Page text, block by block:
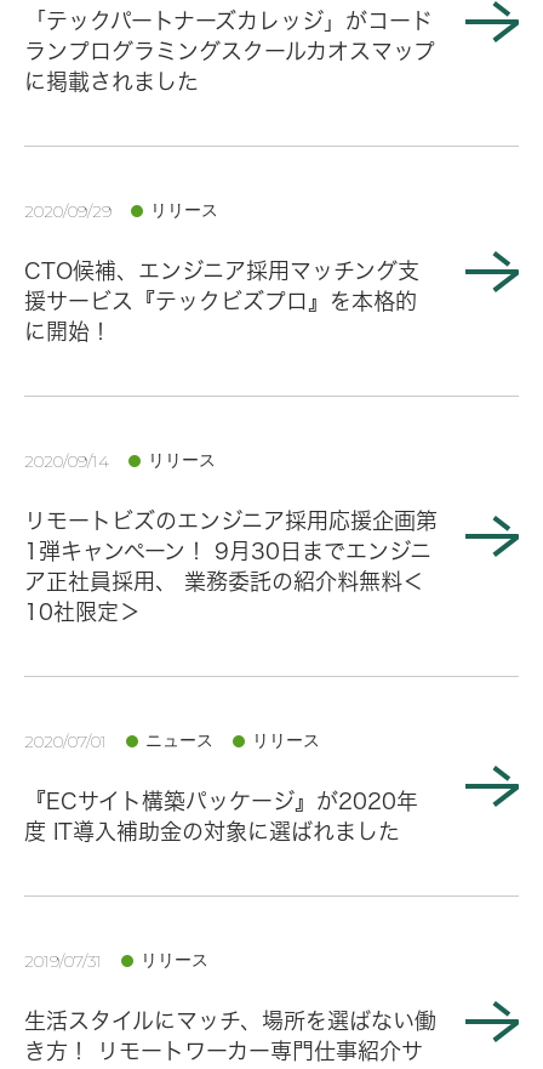
「テックパートナーズカレッジ」がコード
ランプログラミングスクールカオスマップ
に掲載されました
2020/09/29 リリース
CTO候補、エンジニア採用マッチング支
援サービス『テックビズプロ』を本格的
に開始！
2020/09/14 リリース
リモートビズのエンジニア採用応援企画第
1弾キャンペーン！ 9月30日までエンジニ
ア正社員採用、 業務委託の紹介料無料＜
10社限定＞
2020/07/01 ニュース リリース
『ECサイト構築パッケージ』が2020年
度 IT導入補助金の対象に選ばれました
2019/07/31 リリース
生活スタイルにマッチ、場所を選ばない働
き方！ リモートワーカー専門仕事紹介サ